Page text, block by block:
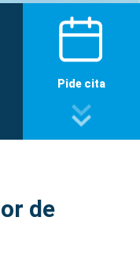
Pide cita
de